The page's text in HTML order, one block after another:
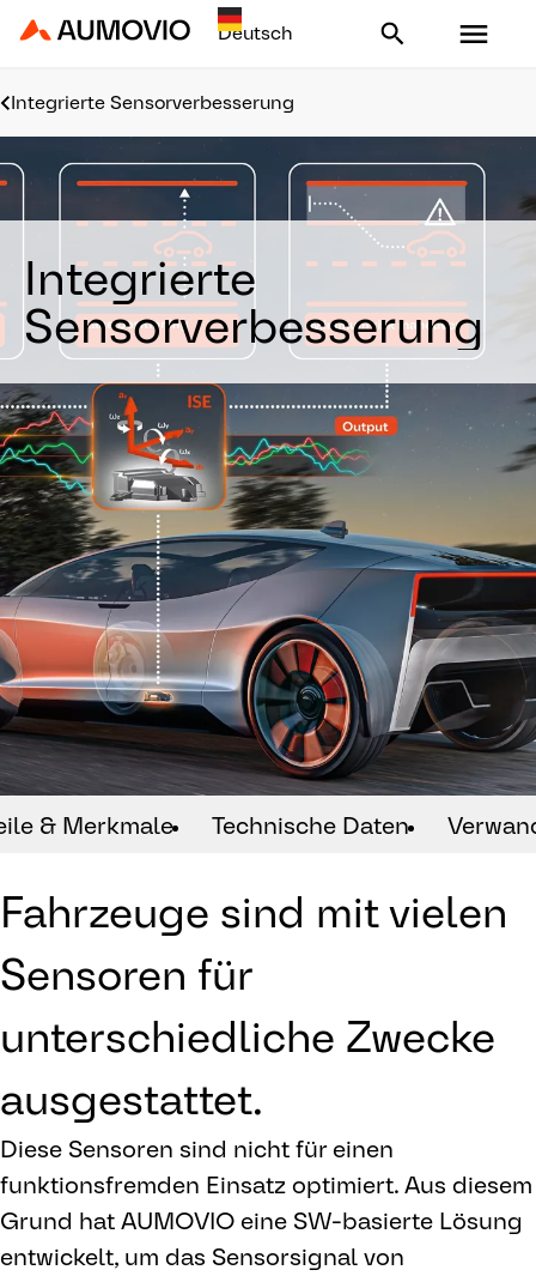
Aumovio - Homepage
Integrierte Sensorverbesserung
Integrierte
Sensorverbesserung
& Merkmale Technische Daten
Fahrzeuge sind mit vielen
Sensoren für
unterschiedliche Zwecke
ausgestattet.
Diese Sensoren sind nicht für einen
funktionsfremden Einsatz optimiert. Aus diesem
Grund hat AUMOVIO eine SW-basierte Lösung
entwickelt, um das Sensorsignal von